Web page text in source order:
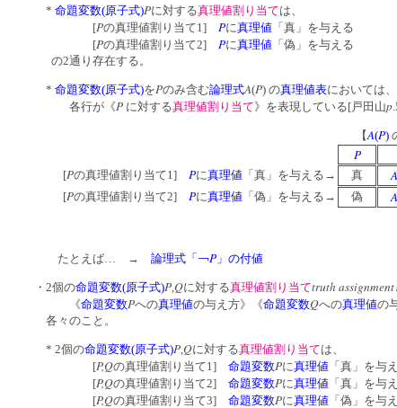
* 命題変数(原子式)Pに対する真理値割り当ては、
[Pの真理値割り当て1] Pに真理値 「真」を与える
[Pの真理値割り当て2] Pに真理値 「偽」を与える
の2通り存在する。
* 命題変数(原子式)をPのみ含む論理式A(P) の真理値表においては、
各行が《P に対する真理値割り当て》 を表現している[戸田山p
【A(P)
P
[Pの真理値割り当て1] Pに真理値 「真」を与える→ 真 A
[Pの真理値割り当て2] Pに真理値 「偽」を与える→ 偽 A
たとえば… → 論理式「￢P 」の付値
・2個の命題変数(原子式)PQに対する真理値割り当てtruth assignment
《命題変数Pへの真理値の与え方》《命題変数Qへの真理値の
各々のこと。
* 2個の命題変数(原子式)P,Qに対する真理値割り当ては、
[P,Qの真理値割り当て1] 命題変数Pに真理値 「真」を与え
[P,Qの真理値割り当て2] 命題変数Pに真理値 「真」を与え
[P,Qの真理値割り当て3] 命題変数Pに真理値 「偽」を与え